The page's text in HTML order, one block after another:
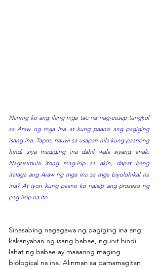
Narinig ko ang ilang mga tao na nag-uusap tungkol
sa Araw ng mga Ina at kung paano ang pagiging
isang ina. Tapos, nauwi sa usapan nila kung paanong
hindi siya magiging ina dahil wala siyang anak.
Nagsisimula itong mag-isip sa akin, dapat bang
italaga ang Araw ng mga ina sa mga biyolohikal na
ina? At iyon kung paano ko naisip ang proseso ng
pag-iisip na ito...
Sinasabing nagagawa ng pagiging ina ang
kakanyahan ng isang babae, ngunit hindi
lahat ng babae ay maaaring maging
biological na ina. Alinman sa pamamagitan